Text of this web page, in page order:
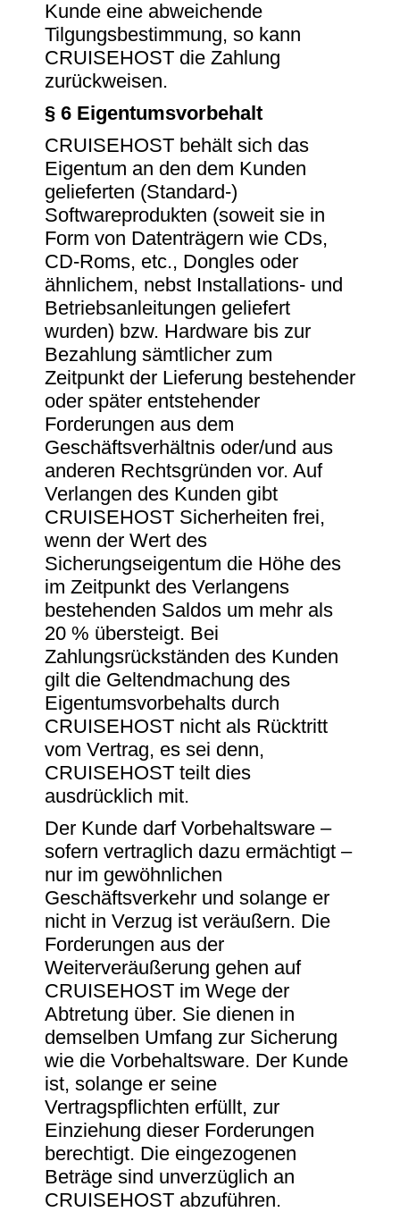
Kunde eine abweichende
Tilgungsbestimmung, so kann
CRUISEHOST die Zahlung
zurückweisen.
§ 6 Eigentumsvorbehalt
CRUISEHOST behält sich das
Eigentum an den dem Kunden
gelieferten (Standard-)
Softwareprodukten (soweit sie in
Form von Datenträgern wie CDs,
CD-Roms, etc., Dongles oder
ähnlichem, nebst Installations- und
Betriebsanleitungen geliefert
wurden) bzw. Hardware bis zur
Bezahlung sämtlicher zum
Zeitpunkt der Lieferung bestehender
oder später entstehender
Forderungen aus dem
Geschäftsverhältnis oder/und aus
anderen Rechtsgründen vor. Auf
Verlangen des Kunden gibt
CRUISEHOST Sicherheiten frei,
wenn der Wert des
Sicherungseigentum die Höhe des
im Zeitpunkt des Verlangens
bestehenden Saldos um mehr als
20 % übersteigt. Bei
Zahlungsrückständen des Kunden
gilt die Geltendmachung des
Eigentumsvorbehalts durch
CRUISEHOST nicht als Rücktritt
vom Vertrag, es sei denn,
CRUISEHOST teilt dies
ausdrücklich mit.
Der Kunde darf Vorbehaltsware –
sofern vertraglich dazu ermächtigt –
nur im gewöhnlichen
Geschäftsverkehr und solange er
nicht in Verzug ist veräußern. Die
Forderungen aus der
Weiterveräußerung gehen auf
CRUISEHOST im Wege der
Abtretung über. Sie dienen in
demselben Umfang zur Sicherung
wie die Vorbehaltsware. Der Kunde
ist, solange er seine
Vertragspflichten erfüllt, zur
Einziehung dieser Forderungen
berechtigt. Die eingezogenen
Beträge sind unverzüglich an
CRUISEHOST abzuführen.